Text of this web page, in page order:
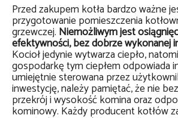
Przed zakupem kotła bardzo ważne
przygotowanie pomieszczenia
grzewczej. Niemożliwym jest
efektywności, bez dobrze wykonanej
Kocioł jedynie wytwarza ciepło,
gospodarkę tym ciepłem odpowiada
umiejętnie sterowana przez
inwestycję, należy pamiętać, że nie
przekrój i wysokość komina oraz
kominowy. Każdy producent kotłów